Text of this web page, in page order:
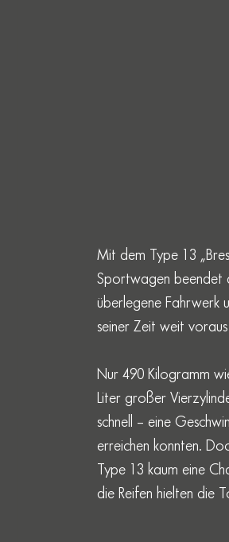
Mit dem Type 13
Sportwagen beendet
überlegene Fahrwerk
seiner Zeit weit
Nur 490 Kilogramm
Liter großer
schnell – eine
erreichen konnten.
Type 13 kaum eine
die Reifen hielten die